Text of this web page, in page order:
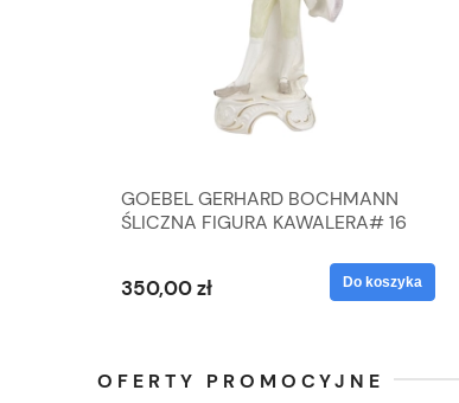
GOEBEL GERHARD BOCHMANN
ŚLICZNA FIGURA KAWALERA# 16
350,00 zł Do koszyka
OFERTY PROMOCYJNE